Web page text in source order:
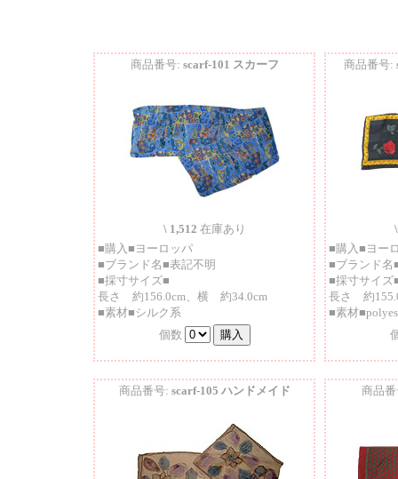
商品番号: scarf-101 スカーフ
\ 1,512 在庫あり
■購入■ヨーロッパ
■ブランド名■表記不明
■採寸サイズ■
長さ 約156.0cm、横 約34.0cm
■素材■シルク系
個数
商品番号:
■購入■ヨー
■ブランド
■採寸サイズ
長さ 約
■素材
商品番号: scarf-105 ハンドメイド 商品